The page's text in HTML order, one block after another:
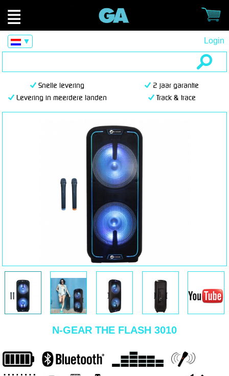
Login
▼
Snelle levering
2 jaar garantie
Levering in meerdere landen
Track & trace
N-GEAR THE FLASH 3010